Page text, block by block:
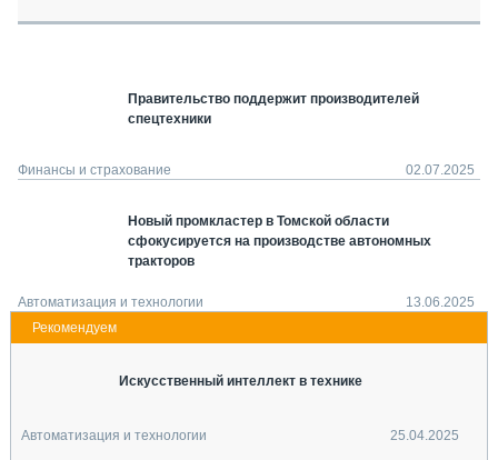
СТАТЬИ ПО КАТЕГОРИЯМ ТЕХНИКИ
Правительство поддержит производителей
спецтехники
Финансы и страхование 02.07.2025
Новый промкластер в Томской области
сфокусируется на производстве автономных
тракторов
Автоматизация и технологии 13.06.2025
Искусственный интеллект в технике
Автоматизация и технологии 25.04.2025